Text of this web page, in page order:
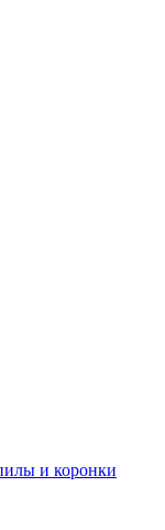
и коронки